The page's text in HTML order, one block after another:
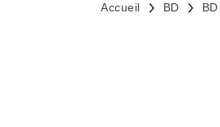
Accueil BD